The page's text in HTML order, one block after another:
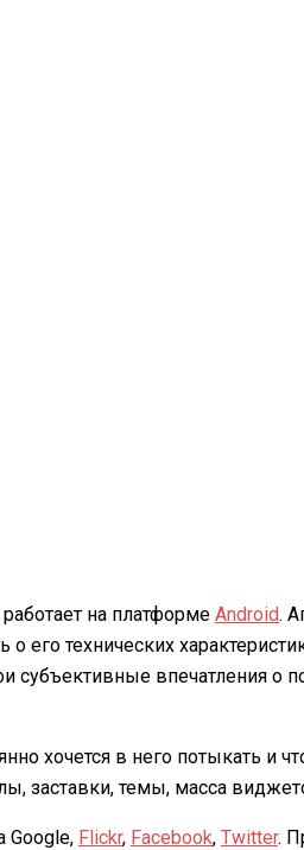
на платформе Android.
его технических
впечатления о
хочется в него потыкать и
заставки, темы, масса
Google, Flickr, Facebook, Twitter.